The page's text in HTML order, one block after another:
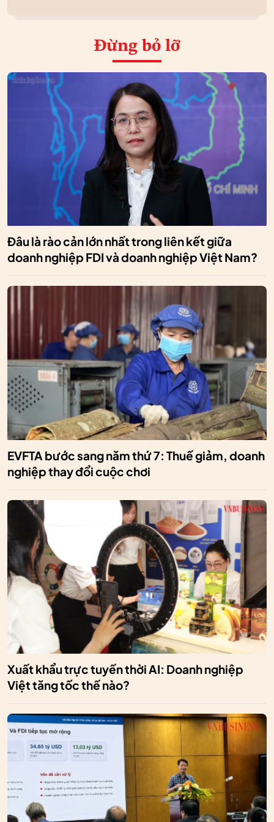
Đừng bỏ lỡ
Đâu là rào cản lớn nhất trong liên kết giữa
doanh nghiệp FDI và doanh nghiệp Việt Nam?
EVFTA bước sang năm thứ 7: Thuế giảm, doanh
nghiệp thay đổi cuộc chơi
Xuất khẩu trực tuyến thời AI: Doanh nghiệp
Việt tăng tốc thế nào?